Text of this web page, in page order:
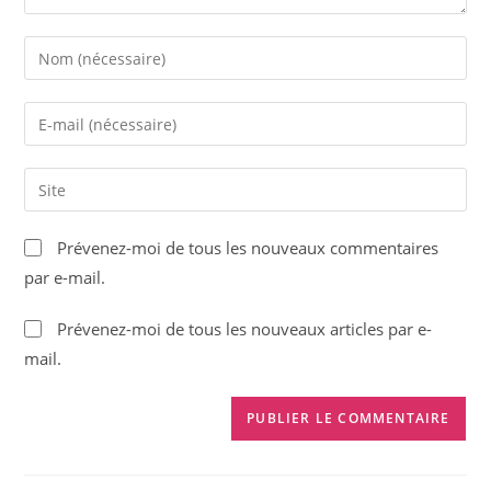
Enter
your
name
comment
Enter
your
email
address
comment
Saisir
l’URL
de
votre
site
(facultatif)
Prévenez-moi de tous les nouveaux commentaires
par e-mail.
Prévenez-moi de tous les nouveaux articles par e-
mail.